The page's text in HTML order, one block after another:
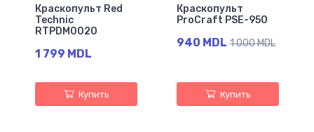
Краскопульт Red
Technic
RTPDM0020
1 799 MDL
Купить
Краскопульт
ProCraft PSE-950
940 MDL 1 000 MDL
Купить